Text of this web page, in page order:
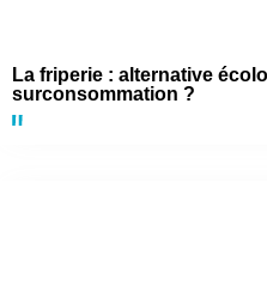
La friperie : alternative
surconsommation ?